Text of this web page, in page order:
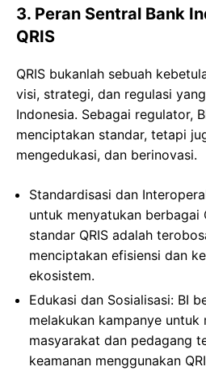
3. Peran Sentral Bank
QRIS
QRIS bukanlah sebuah
visi, strategi, dan regulasi
Indonesia. Sebagai regulator,
menciptakan standar, tetapi
mengedukasi, dan berinovasi.
Standardisasi dan
untuk menyatukan berbagai
standar QRIS adalah
menciptakan efisiensi dan
ekosistem.
Edukasi dan Sosialisasi: BI
melakukan kampanye untuk
masyarakat dan pedagang
keamanan menggunakan